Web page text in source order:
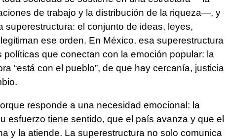
de trabajo y la distribución de la riqueza—, y
superestructura: el conjunto de ideas, leyes,
ese orden. En México, esa superestructura
políticas que conectan con la emoción popular: la
“está con el pueblo”, de que hay cercanía, justicia
responde a una necesidad emocional: la
esfuerzo tiene sentido, que el país avanza y que el
y la atiende. La superestructura no solo comunica